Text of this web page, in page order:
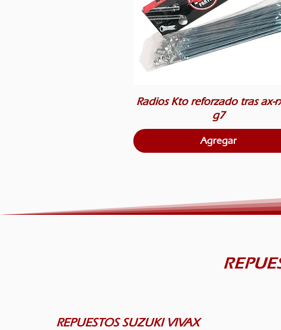
Radios Kto reforzado tras ax-
g7
Agregar
REPUESTOS SUZUKI VIVAX